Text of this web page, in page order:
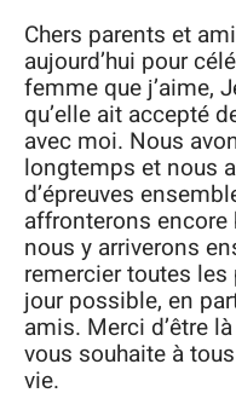
Chers parents et
aujourd’hui pour
femme que j’aime,
qu’elle ait accepté
avec moi. Nous
longtemps et nous
d’épreuves
affronterons
nous y arriverons
remercier toutes
jour possible, en
amis. Merci d’être
vous souhaite à
vie.